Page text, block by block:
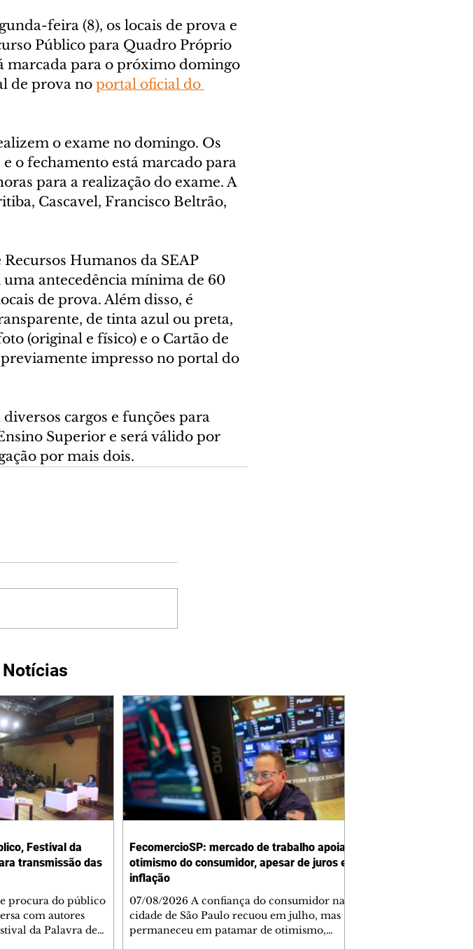
feira (8), os locais de prova e
Público para Quadro Próprio
marcada para o próximo domingo
de prova no portal oficial do
o exame no domingo. Os
o fechamento está marcado para
para a realização do exame. A
Cascavel, Francisco Beltrão,
Humanos da SEAP
antecedência mínima de 60
de prova. Além disso, é
de tinta azul ou preta,
(original e físico) e o Cartão de
impresso no portal do
cargos e funções para
Superior e será válido por
por mais dois.
Festival da
transmissão das
procura do público
com autores
da Palavra de
FecomercioSP: mercado de trabalho apoia
otimismo do consumidor, apesar de juros e
inflação
07/08/2026 A confiança do consumidor na
cidade de São Paulo recuou em julho, mas
permaneceu em patamar de otimismo,